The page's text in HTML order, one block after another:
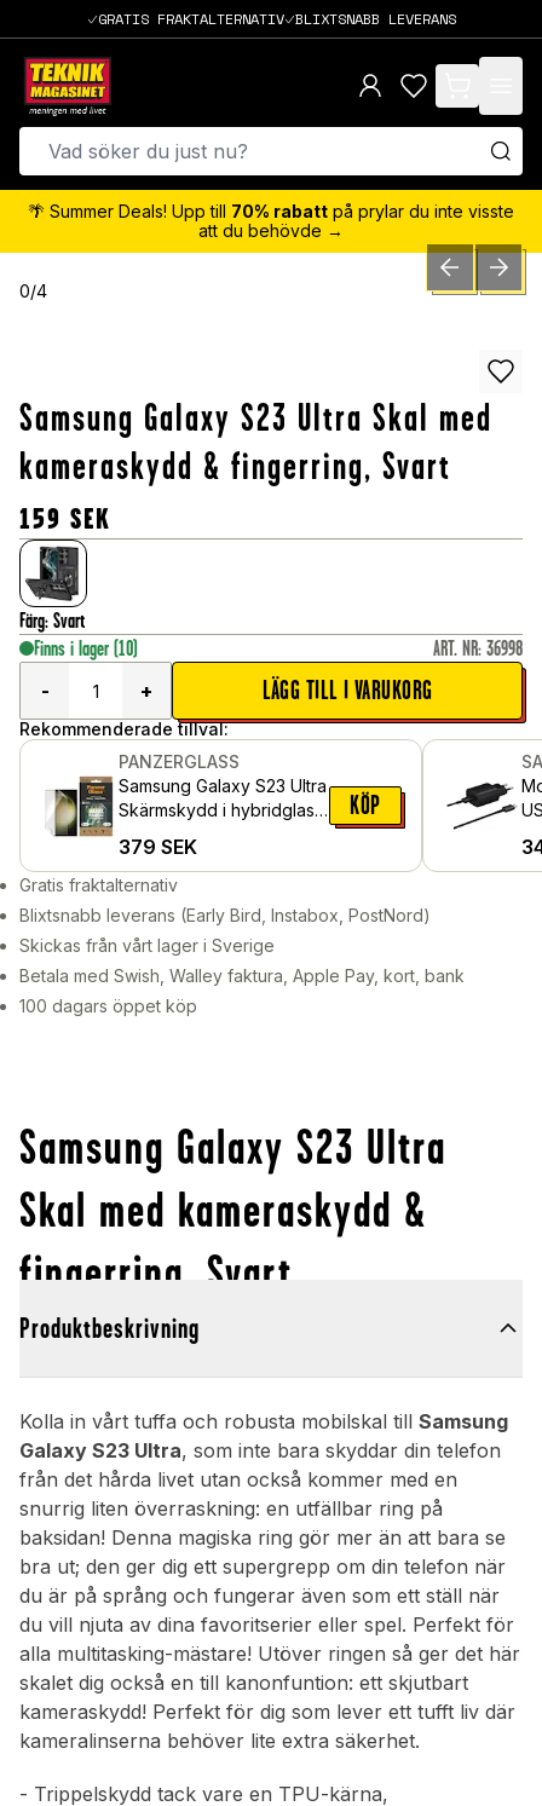
GRATIS FRAKTALTERNATIV BLIXTSNABB LEVERANS
items in cart,
🌴 Summer Deals! Upp till 70% rabatt på prylar du inte visste
att du behövde →
0/4 PREVIOUSNEXT
Samsung Galaxy S23 Ultra Skal med
kameraskydd & fingerring, Svart
159 SEK
Färg: Svart
Finns i lager (10) ART. NR: 36998
-
+ LÄGG TILL I VARUKORG
Rekommenderade tillval:
PANZERGLASS
Samsung Galaxy S23 Ultra
Skärmskydd i hybridglas
Ultra Wide Fit
379 SEK
KÖP
Gratis fraktalternativ
Blixtsnabb leverans (Early Bird, Instabox, PostNord)
Skickas från vårt lager i Sverige
Betala med Swish, Walley faktura, Apple Pay, kort, bank
100 dagars öppet köp
Samsung Galaxy S23 Ultra
Skal med kameraskydd &
fingerring, Svart
Produktbeskrivning
Kolla in vårt tuffa och robusta mobilskal till Samsung
Galaxy S23 Ultra, som inte bara skyddar din telefon
från det hårda livet utan också kommer med en
snurrig liten överraskning: en utfällbar ring på
baksidan! Denna magiska ring gör mer än att bara se
bra ut; den ger dig ett supergrepp om din telefon när
du är på språng och fungerar även som ett ställ när
du vill njuta av dina favoritserier eller spel. Perfekt för
alla multitasking-mästare! Utöver ringen så ger det här
skalet dig också en till kanonfuntion: ett skjutbart
kameraskydd! Perfekt för dig som lever ett tufft liv där
kameralinserna behöver lite extra säkerhet.
- Trippelskydd tack vare en TPU-kärna,